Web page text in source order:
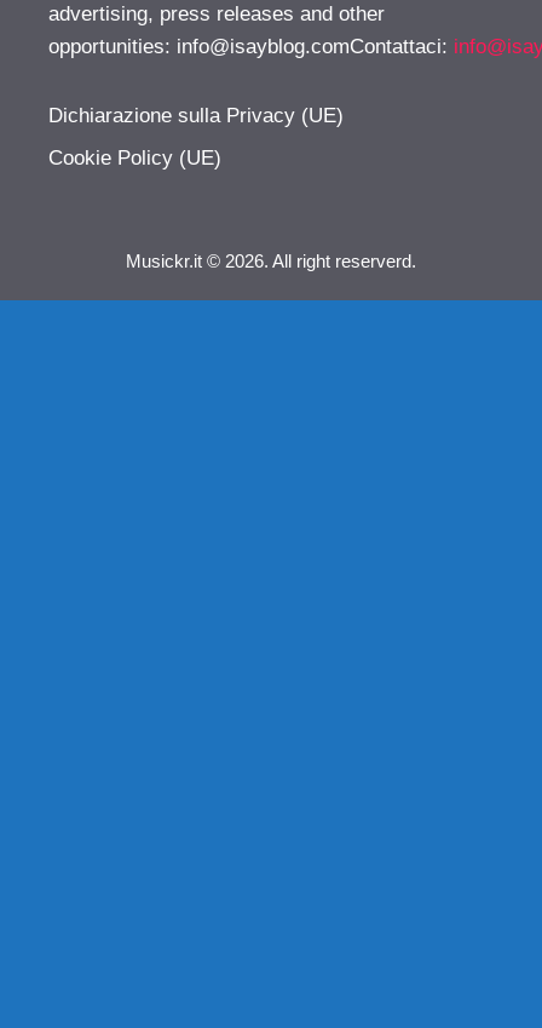
advertising, press releases and other
opportunities: info@isayblog.comContattaci:
Dichiarazione sulla Privacy (UE)
Cookie Policy (UE)
Musickr.it © 2026. All right reserverd.